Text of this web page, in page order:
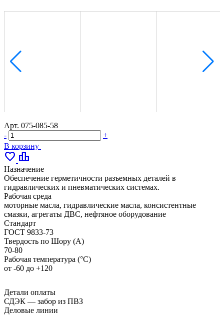
Арт. 075-085-58
-
+
В корзину
favorite leaderboard
Назначение
Обеспечение герметичности разъемных деталей в
гидравлических и пневматических системах.
Рабочая среда
моторные масла, гидравлические масла, консистентные
смазки, агрегаты ДВС, нефтяное оборудование
Стандарт
ГОСТ 9833-73
Твердость по Шору (А)
70-80
Рабочая температура (°С)
от -60 до +120
Детали оплаты
СДЭК — забор из ПВЗ
Деловые линии